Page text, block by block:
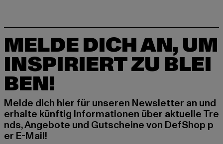
MELDE DICH AN, UM
INSPIRIERT ZU BLEI
BEN!
Melde dich hier für unseren Newsletter an und
erhalte künftig Informationen über aktuelle Tre
nds, Angebote und Gutscheine von DefShop p
er E-Mail!